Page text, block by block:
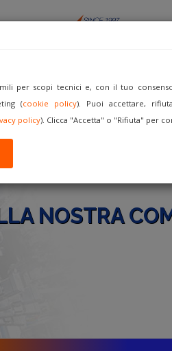
FORUM
NOSTRA
per scopi tecnici e, con il tuo
(cookie policy). Puoi accettare,
policy). Clicca "Accetta" o "Rifiuta" per